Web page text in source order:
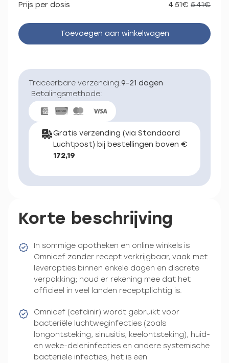
Prijs per dosis 4.51€ 5.41€
Toevoegen aan winkelwagen
Traceerbare verzending:9-21 dagen
Betalingsmethode:
Gratis verzending (via Standaard
Luchtpost) bij bestellingen boven €
172,19
Korte beschrijving
In sommige apotheken en online winkels is
Omnicef zonder recept verkrijgbaar, vaak met
leveropties binnen enkele dagen en discrete
verpakking; houd er rekening mee dat het
officieel in veel landen receptplichtig is.
Omnicef (cefdinir) wordt gebruikt voor
bacteriële luchtweginfecties (zoals
longontsteking, sinusitis, keelontsteking), huid-
en weke-deleninfecties en andere systemische
bacteriële infecties; het is een